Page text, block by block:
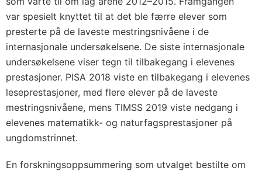
var spesielt knyttet til at det ble færre elever som
presterte på de laveste mestringsnivåene i de
internasjonale undersøkelsene. De siste internasjonale
undersøkelsene viser tegn til tilbakegang i elevenes
prestasjoner. PISA 2018 viste en tilbakegang i elevenes
leseprestasjoner, med flere elever på de laveste
mestringsnivåene, mens TIMSS 2019 viste nedgang i
elevenes matematikk- og naturfagsprestasjoner på
ungdomstrinnet.
En forskningsoppsummering som utvalget bestilte om